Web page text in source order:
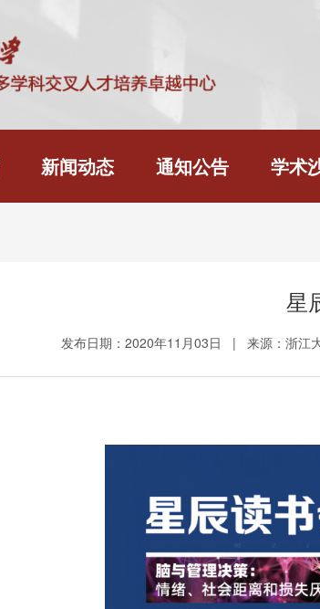
新闻动态 通知公告 学术
星
发布日期：2020年11月03日 | 来源：浙江